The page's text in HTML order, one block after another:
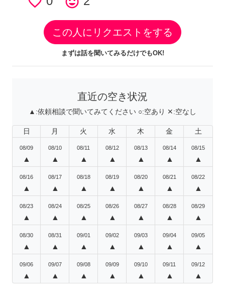
この人にリクエストをする
まずは話を聞いてみるだけでもOK!
直近の空き状況
▲:依頼相談で聞いてみてください ○:空あり ✕:空なし
日 月 火 水 木 金 土
08/09
▲
08/10
▲
08/11
▲
08/12
▲
08/13
▲
08/14
▲
08/15
▲
08/16
▲
08/17
▲
08/18
▲
08/19
▲
08/20
▲
08/21
▲
08/22
▲
08/23
▲
08/24
▲
08/25
▲
08/26
▲
08/27
▲
08/28
▲
08/29
▲
08/30
▲
08/31
▲
09/01
▲
09/02
▲
09/03
▲
09/04
▲
09/05
▲
09/06
▲
09/07
▲
09/08
▲
09/09
▲
09/10
▲
09/11
▲
09/12
▲